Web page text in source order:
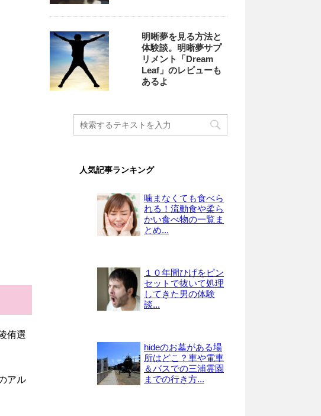
侑選
アル
明晰夢を見る方法と
体験談。明晰夢サプ
リメント「Dream
Leaf」のレビューも
あるよ
人気記事ランキング
噛まなくても食べら
れる！流動食や柔ら
かい食べ物の一覧ま
とめ...
１０年間ひげをピン
セットで抜いて処理
してきた男の体験
談...
hideのお墓がある場
所はどこ？車や電車
＆バスでの三浦霊園
までの行き方...